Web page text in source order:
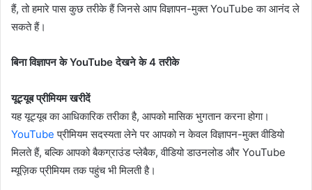
हैं, तो हमारे पास कुछ तरीके हैं जिनसे आप विज्ञापन-मुक्त YouTube का आनंद ले
सकते हैं।
बिना विज्ञापन के YouTube देखने के 4 तरीके
यूट्यूब प्रीमियम खरीदें
यह यूट्यूब का आधिकारिक तरीका है, आपको मासिक भुगतान करना होगा।
YouTube प्रीमियम सदस्यता लेने पर आपको न केवल विज्ञापन-मुक्त वीडियो
मिलते हैं, बल्कि आपको बैकग्राउंड प्लेबैक, वीडियो डाउनलोड और YouTube
म्यूज़िक प्रीमियम तक पहुंच भी मिलती है।